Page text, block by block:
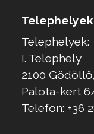
Telephelyek
Telephelyek:
I. Telephely
2100 Gödöllő,
Palota-kert
Telefon: +36